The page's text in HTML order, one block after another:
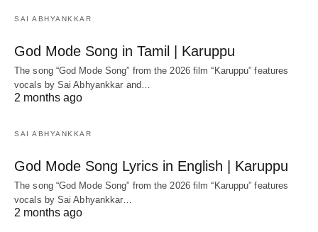
SAI ABHYANKKAR
God Mode Song in Tamil | Karuppu
The song “God Mode Song” from the 2026 film “Karuppu” features
vocals by Sai Abhyankkar‬ and…
2 months ago
SAI ABHYANKKAR
God Mode Song Lyrics in English | Karuppu
The song “God Mode Song” from the 2026 film “Karuppu” features
vocals by Sai Abhyankkar‬…
2 months ago